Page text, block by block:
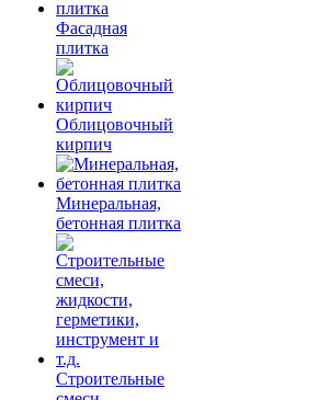
Фасадная
плитка
Облицовочный
кирпич
Минеральная,
бетонная плитка
Строительные